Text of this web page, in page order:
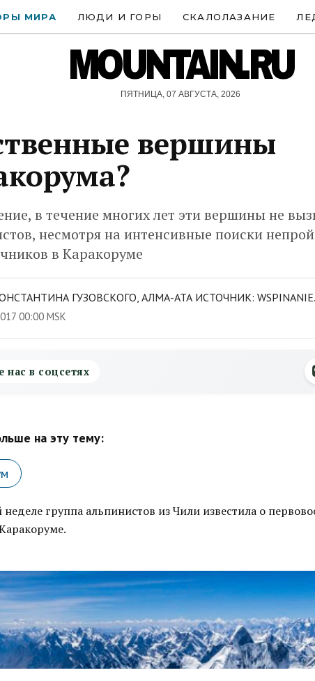
МИРА ЛЮДИ И ГОРЫ СКАЛОЛАЗАНИЕ
MOUNTAIN.RU
ПЯТНИЦА, 07 АВГУСТА, 2026
вершины
в течение многих лет эти вершины не
несмотря на интенсивные поиски
в Каракоруме
ГУЗОВСКОГО, АЛМА-АТА ИСТОЧНИК:
00:00 MSK
нас в соцсетях
на эту тему:
группа альпинистов из Чили известила о